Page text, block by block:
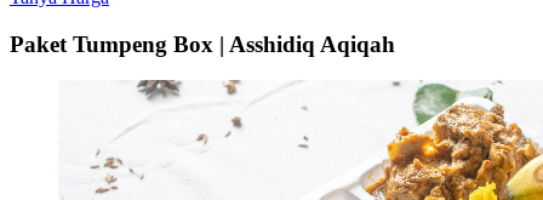
Paket Tumpeng Box | Asshidiq Aqiqah